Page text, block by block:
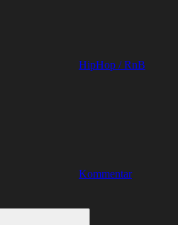
HipHop / RnB
Kommentar